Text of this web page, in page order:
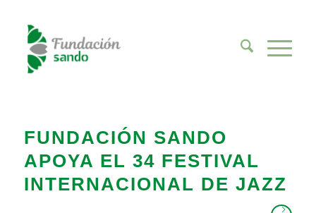
FUNDACIÓN SANDO
APOYA EL 34 FESTIVAL
INTERNACIONAL DE JAZZ